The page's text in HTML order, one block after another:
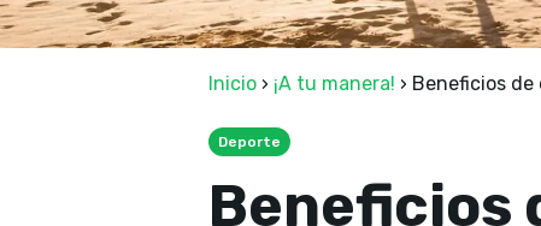
Inicio › ¡A tu manera! › Beneficios de
Deporte
Beneficios